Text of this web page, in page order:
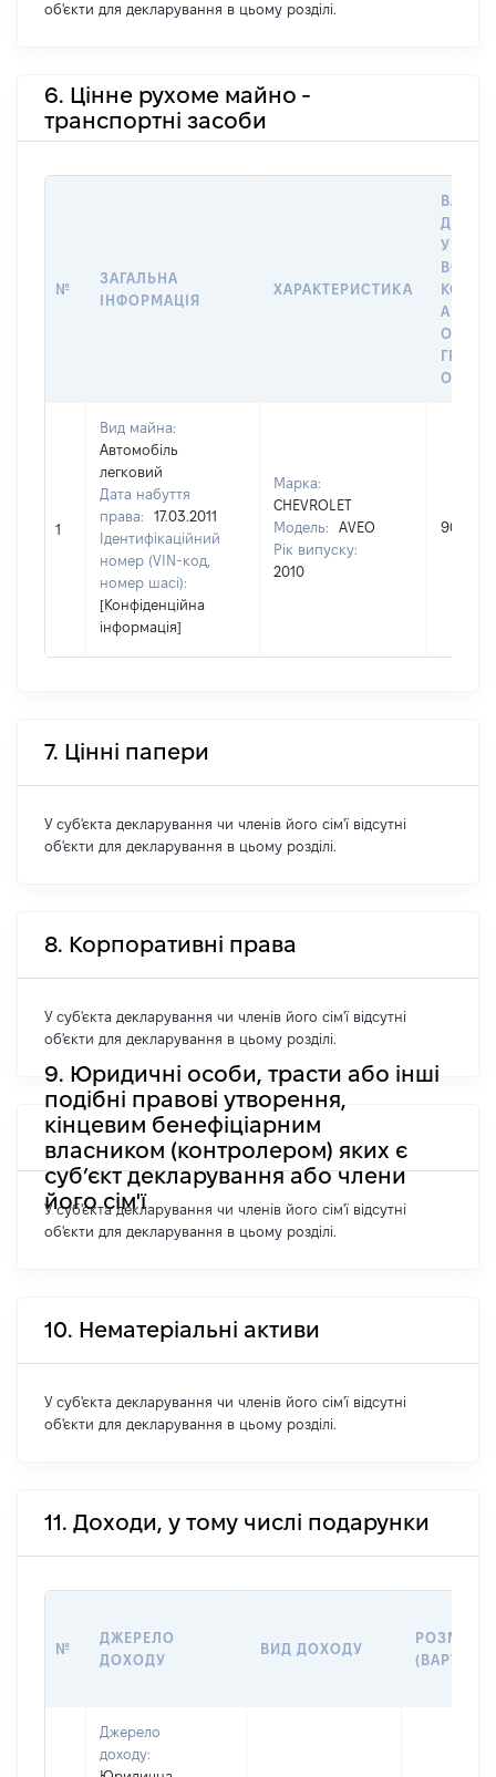
об'єкти для декларування в цьому розділі.
6. Цінне рухоме майно -
транспортні засоби
№
ЗАГАЛЬНА
ІНФОРМАЦІЯ
ХАРАКТЕРИСТИКА
ДАТУ
У
АБО
1
Вид майна:
Автомобіль
легковий
Дата набуття
права:
17.03.2011
Ідентифікаційний
номер (VIN-код,
номер шасі):
[Конфіденційна
інформація]
Марка:
CHEVROLET
Модель:
AVEO
Рік випуску:
2010
90000
7. Цінні папери
У суб'єкта декларування чи членів його сім'ї відсутні
об'єкти для декларування в цьому розділі.
8. Корпоративні права
У суб'єкта декларування чи членів його сім'ї відсутні
об'єкти для декларування в цьому розділі.
9. Юридичні особи, трасти або інші
подібні правові утворення,
кінцевим бенефіціарним
власником (контролером) яких є
суб’єкт декларування або члени
його сім'ї
У суб'єкта декларування чи членів його сім'ї відсутні
об'єкти для декларування в цьому розділі.
10. Нематеріальні активи
У суб'єкта декларування чи членів його сім'ї відсутні
об'єкти для декларування в цьому розділі.
11. Доходи, у тому числі подарунки
№
ДЖЕРЕЛО
ДОХОДУ
ВИД ДОХОДУ
РОЗМІР
Джерело
доходу: